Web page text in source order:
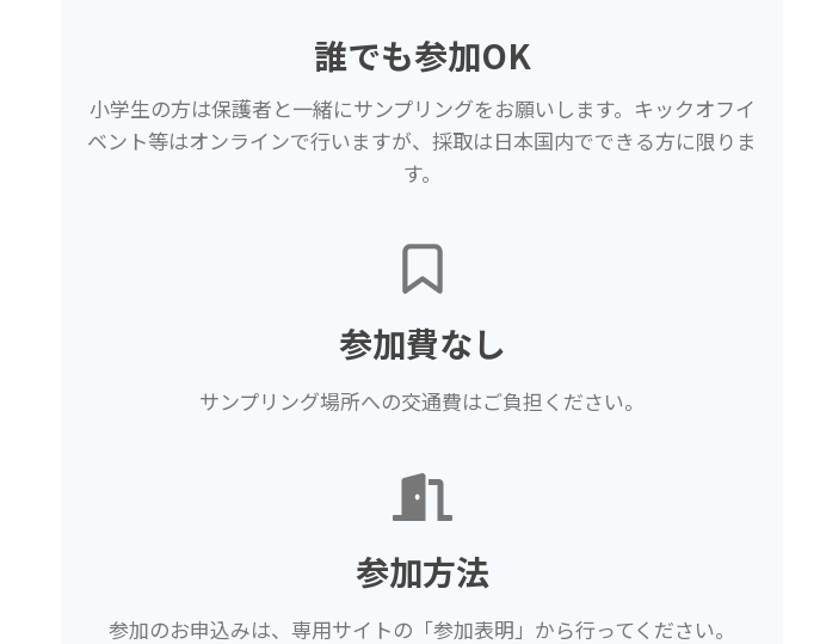
誰でも参加OK
小学生の方は保護者と一緒にサンプリングをお願いします。キックオフイ
ベント等はオンラインで行いますが、採取は日本国内でできる方に限りま
す。
参加費なし
サンプリング場所への交通費はご負担ください。
参加方法
参加のお申込みは、専用サイトの「参加表明」から行ってください。